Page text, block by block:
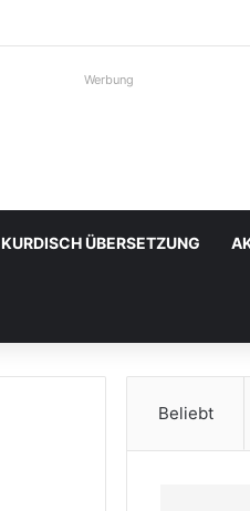
Werbung
KURDISCH ÜBERSETZUNG
Beliebt